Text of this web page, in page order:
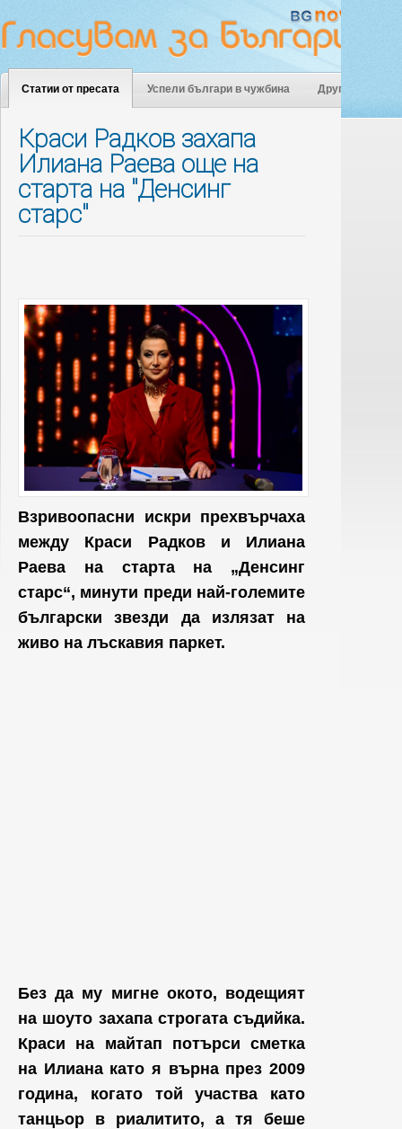
Статии от пресата Успели българи в чужбина Други
Краси Радков захапа
Илиана Раева още на
старта на "Денсинг
старс"
Взривоопасни искри прехвърчаха
между Краси Радков и Илиана
Раева на старта на „Денсинг
старс“, минути преди най-големите
български звезди да излязат на
живо на лъскавия паркет.
Без да му мигне окото, водещият
на шоуто захапа строгата съдийка.
Краси на майтап потърси сметка
на Илиана като я върна през 2009
година, когато той участва като
танцьор в риалитито, а тя беше